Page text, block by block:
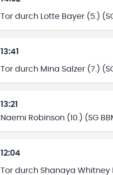
Tor durch Lotte Bayer (5.)
13:41
Tor durch Mina Salzer (7.)
13:21
Naemi Robinson (10.) (SG
12:04
Tor durch Shanaya Whitney